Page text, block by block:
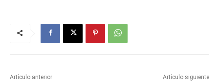
Artículo anterior Artículo siguiente